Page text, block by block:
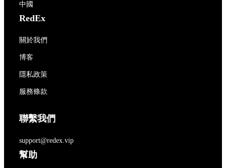
中國
RedEx
關於我們
博客
隱私政策
服務條款
聯繫我們
support@redex.vip
幫助